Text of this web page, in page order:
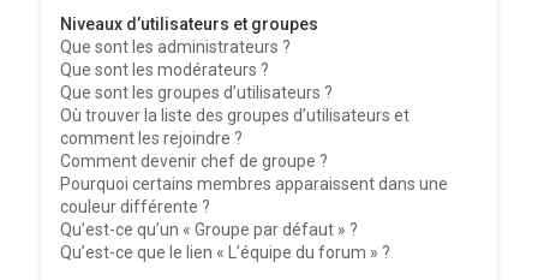
Niveaux d’utilisateurs et groupes
Que sont les administrateurs ?
Que sont les modérateurs ?
Que sont les groupes d’utilisateurs ?
Où trouver la liste des groupes d’utilisateurs et
comment les rejoindre ?
Comment devenir chef de groupe ?
Pourquoi certains membres apparaissent dans une
couleur différente ?
Qu’est-ce qu’un « Groupe par défaut » ?
Qu’est-ce que le lien « L’équipe du forum » ?